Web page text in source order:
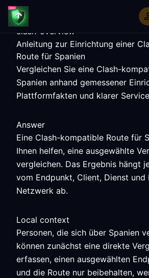
clash-overview
Anleitung zur Einrichtung einer
Route für Spanien
Vergleichen Sie eine Clash-
Spanien anhand gemessener
Plattformfakten und klarer
Answer
Eine Clash-kompatible Route für
Ihnen helfen, eine ausgewählte
vergleichen. Das Ergebnis hängt
vom Endpunkt, Client, Dienst und
Netzwerk ab.
Local context
Personen, die sich über Spanien
können zunächst eine direkte
erfassen, einen ausgewählten
und die Route nur beibehalten,